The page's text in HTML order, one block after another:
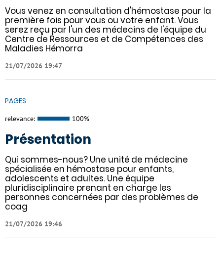
Vous venez en consultation d'hémostase pour la
première fois pour vous ou votre enfant. Vous
serez reçu par l'un des médecins de l'équipe du
Centre de Ressources et de Compétences des
Maladies Hémorra
21/07/2026 19:47
PAGES
relevance: 100%
Présentation
Qui sommes-nous? Une unité de médecine
spécialisée en hémostase pour enfants,
adolescents et adultes. Une équipe
pluridisciplinaire prenant en charge les
personnes concernées par des problèmes de
coag
21/07/2026 19:46